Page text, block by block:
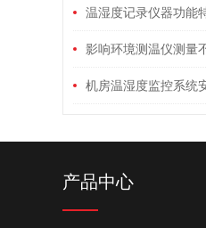
用温湿度记录仪器功能
影响环境测温仪测量
机房温湿度监控系统
产品中心